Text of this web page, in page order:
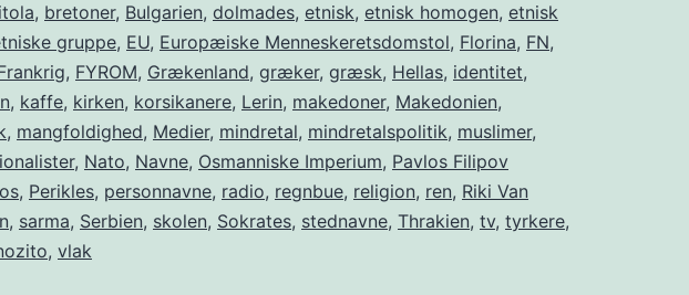
, bretoner, Bulgarien, dolmades, etnisk, etnisk homogen, etnisk
gruppe, EU, Europæiske Menneskeretsdomstol, Florina, FN,
, FYROM, Grækenland, græker, græsk, Hellas, identitet,
, kaffe, kirken, korsikanere, Lerin, makedoner, Makedonien,
, mangfoldighed, Medier, mindretal, mindretalspolitik, muslimer,
, Nato, Navne, Osmanniske Imperium, Pavlos Filipov
, Perikles, personnavne, radio, regnbue, religion, ren, Riki Van
, sarma, Serbien, skolen, Sokrates, stednavne, Thrakien, tv, tyrkere,
, vlak